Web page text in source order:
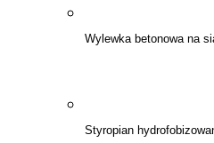
Wylewka betonowa na
Styropian